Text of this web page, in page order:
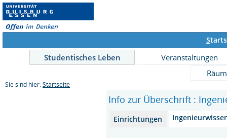
S
Studentisches Leben
Veranstaltungen
Sie sind hier: Startseite
Info zur Überschrift :
Einrichtungen